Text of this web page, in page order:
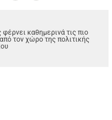
καθημερινά τις πιο
τον χώρο της πολιτικής